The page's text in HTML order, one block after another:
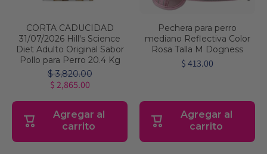
CORTA CADUCIDAD
31/07/2026 Hill's Science
Diet Adulto Original Sabor
Pollo para Perro 20.4 Kg
$ 3,820.00
$ 2,865.00
Agregar al
carrito
Pechera para perro
mediano Reflectiva Color
Rosa Talla M Dogness
$ 413.00
Agregar al
carrito